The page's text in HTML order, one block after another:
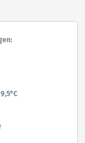
9,5°C